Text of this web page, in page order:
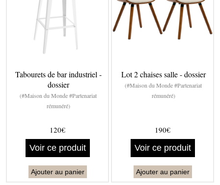
Tabourets de bar industriel -
dossier
(#Maison du Monde #Partenariat
rémunéré)
120€
Voir ce produit
Ajouter au panier
Lot 2 chaises salle - dossier
(#Maison du Monde #Partenariat
rémunéré)
190€
Voir ce produit
Ajouter au panier